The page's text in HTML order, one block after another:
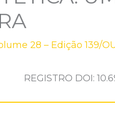
28 – Edição 139/
REGISTRO DOI: